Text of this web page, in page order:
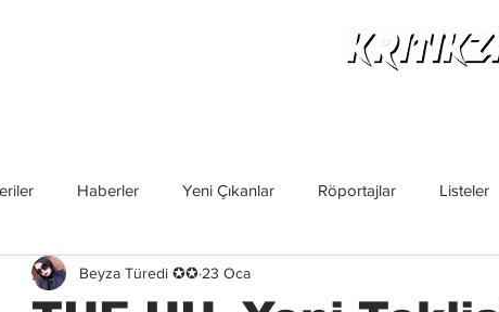
Haberler Yeni Çıkanlar Röportajlar Listeler
İncelemeleri Konserler İncelemeler
Beyza Türedi ✪✪ 23 Oca